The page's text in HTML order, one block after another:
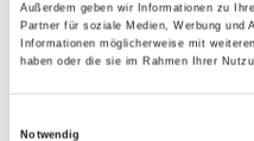
Außerdem geben wir Informationen zu
Partner für soziale Medien, Werbung und
Informationen möglicherweise mit
haben oder die sie im Rahmen Ihrer
Notwendig